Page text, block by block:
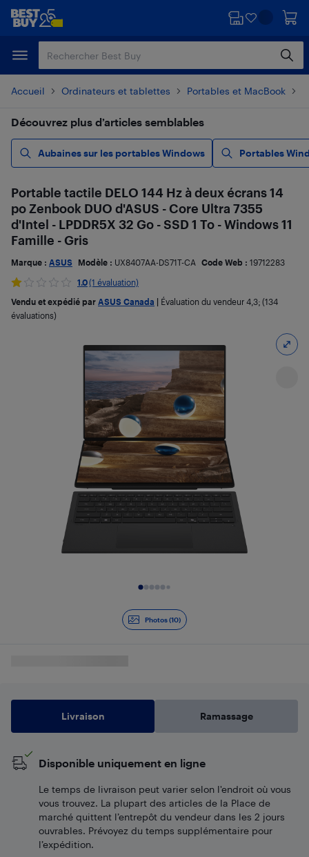
Passer
principal
Passer
Accueil Ordinateurs et tablettes Portables et MacBook
Découvrez plus d’articles semblables
Aubaines sur les portables Windows Portables
Photos (10)
Portable tactile DELO 144 Hz à deux écrans 14
po Zenbook DUO d'ASUS - Core Ultra 7355
d'Intel - LPDDR5X 32 Go - SSD 1 To - Windows 11
Famille - Gris
Marque : ASUS Modèle : UX8407AA-DS71T-CA Code Web : 19712283
1.0(1 évaluation)
Vendu et expédié par ASUS Canada Évaluation du vendeur 4,3; (134
évaluations)
Livraison Ramassage
Disponible uniquement en ligne
Le temps de livraison peut varier selon l'endroit où vous
vous trouvez. La plupart des articles de la Place de
marché quittent l’entrepôt du vendeur dans les 2 jours
ouvrables. Prévoyez du temps supplémentaire pour
l’expédition.